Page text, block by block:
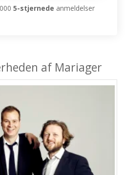
5-stjernede anmeldelser
af Mariager